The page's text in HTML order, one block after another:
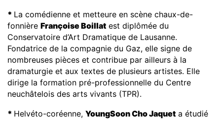
* La comédienne et metteure en scène chaux-de-
fonnière Françoise Boillat est diplômée du
Conservatoire d’Art Dramatique de Lausanne.
Fondatrice de la compagnie du Gaz, elle signe de
nombreuses pièces et contribue par ailleurs à la
dramaturgie et aux textes de plusieurs artistes. Elle
dirige la formation pré-professionnelle du Centre
neuchâtelois des arts vivants (TPR).
* Helvéto-coréenne, YoungSoon Cho Jaquet a étudié